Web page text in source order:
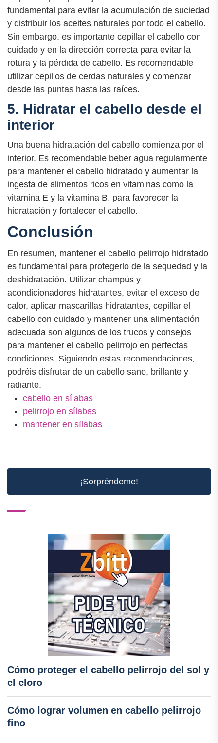
fundamental para evitar la acumulación de suciedad
y distribuir los aceites naturales por todo el cabello.
Sin embargo, es importante cepillar el cabello con
cuidado y en la dirección correcta para evitar la
rotura y la pérdida de cabello. Es recomendable
utilizar cepillos de cerdas naturales y comenzar
desde las puntas hasta las raíces.
5. Hidratar el cabello desde el
interior
Una buena hidratación del cabello comienza por el
interior. Es recomendable beber agua regularmente
para mantener el cabello hidratado y aumentar la
ingesta de alimentos ricos en vitaminas como la
vitamina E y la vitamina B, para favorecer la
hidratación y fortalecer el cabello.
Conclusión
En resumen, mantener el cabello pelirrojo hidratado
es fundamental para protegerlo de la sequedad y la
deshidratación. Utilizar champús y
acondicionadores hidratantes, evitar el exceso de
calor, aplicar mascarillas hidratantes, cepillar el
cabello con cuidado y mantener una alimentación
adecuada son algunos de los trucos y consejos
para mantener el cabello pelirrojo en perfectas
condiciones. Siguiendo estas recomendaciones,
podréis disfrutar de un cabello sano, brillante y
radiante.
cabello en sílabas
pelirrojo en sílabas
mantener en sílabas
¡Sorpréndeme!
Cómo proteger el cabello pelirrojo del sol y
el cloro
Cómo lograr volumen en cabello pelirrojo
fino